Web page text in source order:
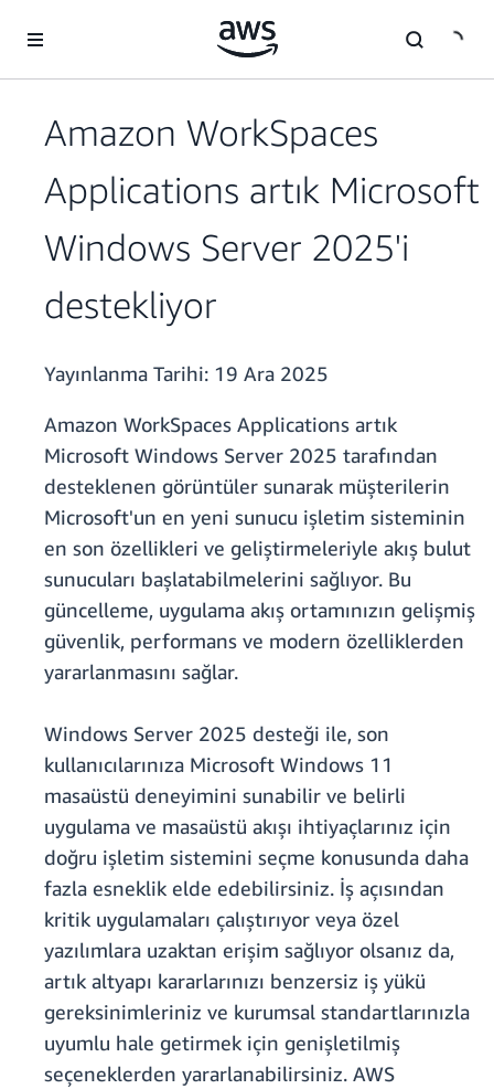
Amazon WorkSpaces
Applications artık Microsoft
Windows Server 2025'i
destekliyor
Yayınlanma Tarihi: 19 Ara 2025
Amazon WorkSpaces Applications artık
Microsoft Windows Server 2025 tarafından
desteklenen görüntüler sunarak müşterilerin
Microsoft'un en yeni sunucu işletim sisteminin
en son özellikleri ve geliştirmeleriyle akış bulut
sunucuları başlatabilmelerini sağlıyor. Bu
güncelleme, uygulama akış ortamınızın gelişmiş
güvenlik, performans ve modern özelliklerden
yararlanmasını sağlar.
Windows Server 2025 desteği ile, son
kullanıcılarınıza Microsoft Windows 11
masaüstü deneyimini sunabilir ve belirli
uygulama ve masaüstü akışı ihtiyaçlarınız için
doğru işletim sistemini seçme konusunda daha
fazla esneklik elde edebilirsiniz. İş açısından
kritik uygulamaları çalıştırıyor veya özel
yazılımlara uzaktan erişim sağlıyor olsanız da,
artık altyapı kararlarınızı benzersiz iş yükü
gereksinimleriniz ve kurumsal standartlarınızla
uyumlu hale getirmek için genişletilmiş
seçeneklerden yararlanabilirsiniz. AWS